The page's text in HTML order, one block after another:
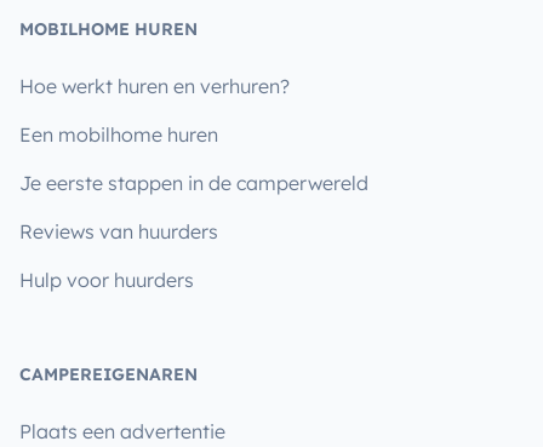
MOBILHOME HUREN
Hoe werkt huren en verhuren?
Een mobilhome huren
Je eerste stappen in de camperwereld
Reviews van huurders
Hulp voor huurders
CAMPEREIGENAREN
Plaats een advertentie